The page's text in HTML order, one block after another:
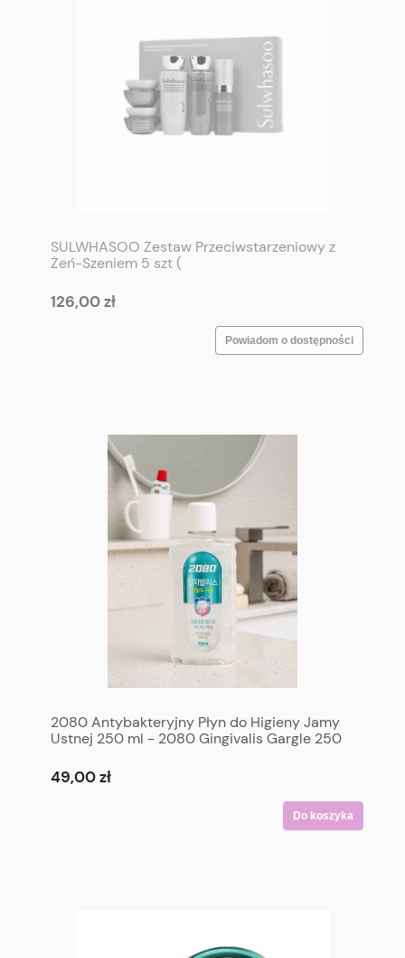
SULWHASOO Zestaw Przeciwstarzeniowy z
Żeń-Szeniem 5 szt (
- SULWHASOO Concentrated Ginsing Anti
Aging Kit (5 items)
126,00 zł
Powiadom o dostępności
2080 Antybakteryjny Płyn do Higieny Jamy
Ustnej 250 ml - 2080 Gingivalis Gargle 250
49,00 zł
Do koszyka